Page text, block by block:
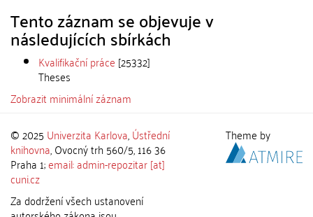
Tento záznam se objevuje v
následujících sbírkách
Kvalifikační práce [25332]
Theses
Zobrazit minimální záznam
© 2025 Univerzita Karlova,Ústřední
knihovna, Ovocný trh 560/5, 116 36
Praha 1;email: admin-repozitar [at]
cuni.cz
Za dodržení všech ustanovení
Theme by